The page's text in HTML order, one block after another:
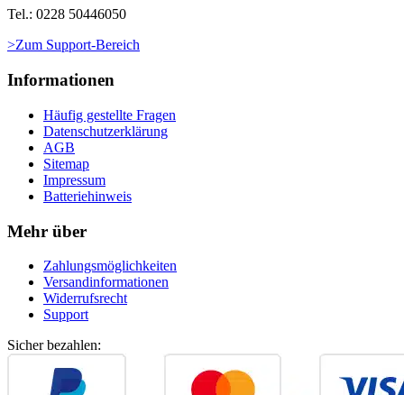
Tel.: 0228 50446050
>Zum Support-Bereich
Informationen
Häufig gestellte Fragen
Datenschutzerklärung
AGB
Sitemap
Impressum
Batteriehinweis
Mehr über
Zahlungsmöglichkeiten
Versandinformationen
Widerrufsrecht
Support
Sicher bezahlen: